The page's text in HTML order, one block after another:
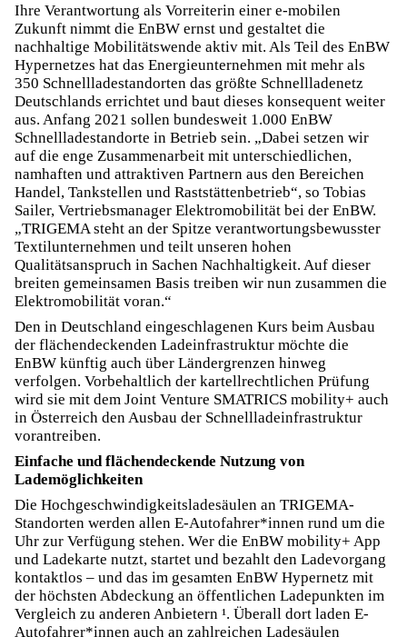
Ihre Verantwortung als Vorreiterin einer e-mobilen
Zukunft nimmt die EnBW ernst und gestaltet die
nachhaltige Mobilitätswende aktiv mit. Als Teil des EnBW
Hypernetzes hat das Energieunternehmen mit mehr als
350 Schnellladestandorten das größte Schnellladenetz
Deutschlands errichtet und baut dieses konsequent weiter
aus. Anfang 2021 sollen bundesweit 1.000 EnBW
Schnellladestandorte in Betrieb sein. „Dabei setzen wir
auf die enge Zusammenarbeit mit unterschiedlichen,
namhaften und attraktiven Partnern aus den Bereichen
Handel, Tankstellen und Raststättenbetrieb“, so Tobias
Sailer, Vertriebsmanager Elektromobilität bei der EnBW.
„TRIGEMA steht an der Spitze verantwortungsbewusster
Textilunternehmen und teilt unseren hohen
Qualitätsanspruch in Sachen Nachhaltigkeit. Auf dieser
breiten gemeinsamen Basis treiben wir nun zusammen die
Elektromobilität voran.“
Den in Deutschland eingeschlagenen Kurs beim Ausbau
der flächendeckenden Ladeinfrastruktur möchte die
EnBW künftig auch über Ländergrenzen hinweg
verfolgen. Vorbehaltlich der kartellrechtlichen Prüfung
wird sie mit dem Joint Venture SMATRICS mobility+ auch
in Österreich den Ausbau der Schnellladeinfrastruktur
vorantreiben.
Einfache und flächendeckende Nutzung von
Lademöglichkeiten
Die Hochgeschwindigkeitsladesäulen an TRIGEMA-
Standorten werden allen E-Autofahrer*innen rund um die
Uhr zur Verfügung stehen. Wer die EnBW mobility+ App
und Ladekarte nutzt, startet und bezahlt den Ladevorgang
kontaktlos – und das im gesamten EnBW Hypernetz mit
der höchsten Abdeckung an öffentlichen Ladepunkten im
Vergleich zu anderen Anbietern ¹. Überall dort laden E-
Autofahrer*innen auch an zahlreichen Ladesäulen